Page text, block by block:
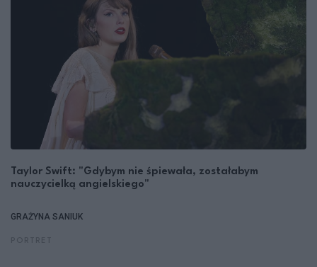
Taylor Swift: "Gdybym nie śpiewała, zostałabym
nauczycielką angielskiego"
GRAŻYNA SANIUK